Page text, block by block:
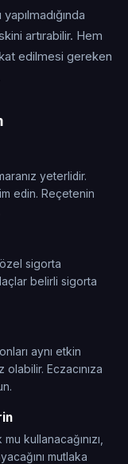
artırabilir. Hem
edilmesi gereken
yeterlidir.
edin. Reçetenin
sigorta
belirli sigorta
aynı etkin
Eczacınıza
kullanacağınızı,
mutlaka